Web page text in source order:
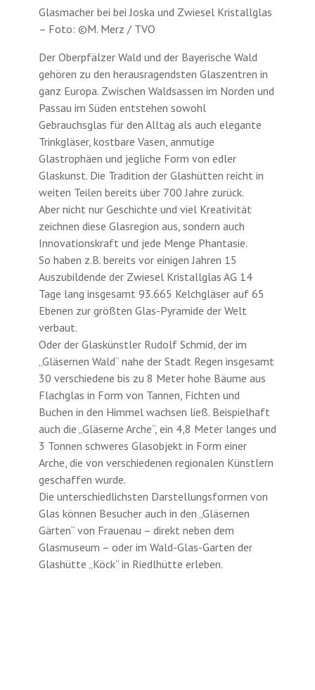
Glasmacher bei bei Joska und Zwiesel Kristallglas
– Foto: ©M. Merz / TVO
Der Oberpfälzer Wald und der Bayerische Wald
gehören zu den herausragendsten Glaszentren in
ganz Europa. Zwischen Waldsassen im Norden und
Passau im Süden entstehen sowohl
Gebrauchsglas für den Alltag als auch elegante
Trinkgläser, kostbare Vasen, anmutige
Glastrophäen und jegliche Form von edler
Glaskunst. Die Tradition der Glashütten reicht in
weiten Teilen bereits über 700 Jahre zurück.
Aber nicht nur Geschichte und viel Kreativität
zeichnen diese Glasregion aus, sondern auch
Innovationskraft und jede Menge Phantasie.
So haben z.B. bereits vor einigen Jahren 15
Auszubildende der Zwiesel Kristallglas AG 14
Tage lang insgesamt 93.665 Kelchgläser auf 65
Ebenen zur größten Glas-Pyramide der Welt
verbaut.
Oder der Glaskünstler Rudolf Schmid, der im
„Gläsernen Wald“ nahe der Stadt Regen insgesamt
30 verschiedene bis zu 8 Meter hohe Bäume aus
Flachglas in Form von Tannen, Fichten und
Buchen in den Himmel wachsen ließ. Beispielhaft
auch die „Gläserne Arche“, ein 4,8 Meter langes und
3 Tonnen schweres Glasobjekt in Form einer
Arche, die von verschiedenen regionalen Künstlern
geschaffen wurde.
Die unterschiedlichsten Darstellungsformen von
Glas können Besucher auch in den „Gläsernen
Gärten“ von Frauenau – direkt neben dem
Glasmuseum – oder im Wald-Glas-Garten der
Glashütte „Köck“ in Riedlhütte erleben.